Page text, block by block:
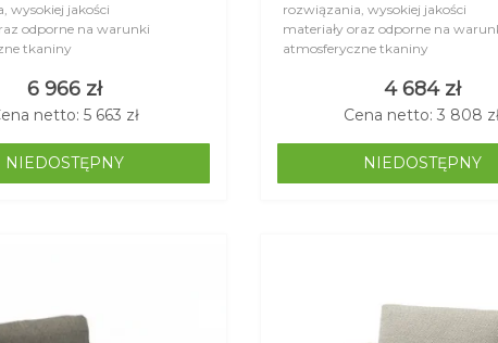
wysokiej jakości
odporne na warunki
tkaniny
6 966 zł
netto: 5 663 zł
NIEDOSTĘPNY
rozwiązania, wysokiej jakości
materiały oraz odporne na
atmosferyczne tkaniny
4 684 zł
Cena netto: 3 808
NIEDOSTĘPNY